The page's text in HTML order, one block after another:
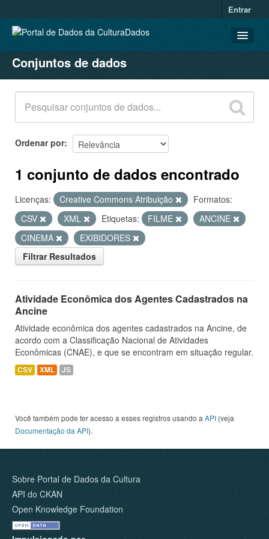
Entrar
CONJUNTOS DE DADOS
ORGANIZAÇÕES
GRUPOS
SOBRE
Conjuntos de dados
Ordenar por
1 conjunto de dados encontrado
Licenças: Creative Commons Atribuição
Formatos:
CSV
XML Etiquetas: FILME
ANCINE
CINEMA
EXIBIDORES
Filtrar Resultados
Atividade Econômica dos Agentes Cadastrados na
Ancine
Atividade econômica dos agentes cadastrados na Ancine, de
acordo com a Classificação Nacional de Atividades
Econômicas (CNAE), e que se encontram em situação regular.
CSV XML JS
Você também pode ter acesso a esses registros usando a API (veja
Documentação da API).
Sobre Portal de Dados da Cultura
API do CKAN
Open Knowledge Foundation